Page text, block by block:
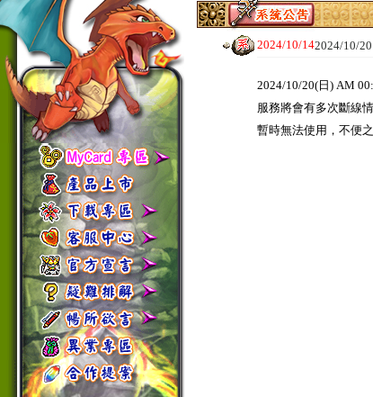
2024/10/142024/10/
2024/10/20(日) AM
服務將會有多次斷線
暫時無法使用，不便